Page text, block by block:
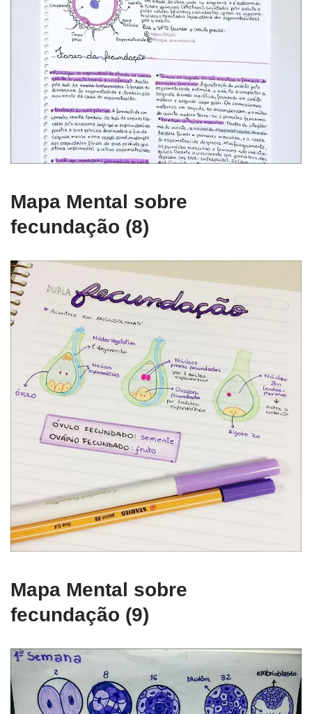
Mapa Mental sobre
fecundação (8)
Mapa Mental sobre
fecundação (9)